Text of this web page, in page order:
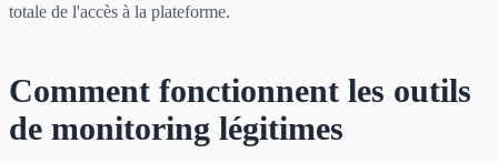
totale de l'accès à la plateforme.
Comment fonctionnent les outils
de monitoring légitimes